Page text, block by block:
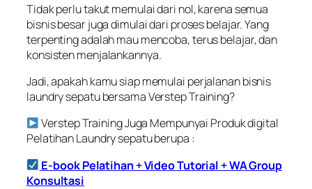
Tidak perlu takut memulai dari nol, karena semua
bisnis besar juga dimulai dari proses belajar. Yang
terpenting adalah mau mencoba, terus belajar, dan
konsisten menjalankannya.
Jadi, apakah kamu siap memulai perjalanan bisnis
laundry sepatu bersama Verstep Training?
Verstep Training Juga Mempunyai Produk digital
Pelatihan Laundry sepatu berupa :
E-book Pelatihan + Video Tutorial + WA Group
Konsultasi